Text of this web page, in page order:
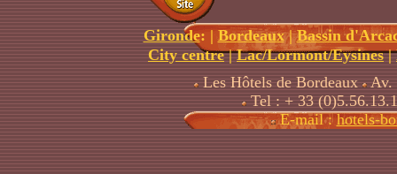
Gironde: | Bordeaux|Bassin
City centre|Lac/Lormont/Eysines|
Les Hôtels de Bordeaux Av.
Tel : + 33
E-mail :hotels-